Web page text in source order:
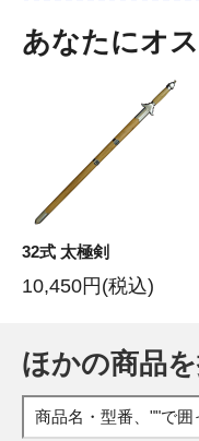
あなたにオ
32式 太極剣
10,450円(税込)
ほかの商品